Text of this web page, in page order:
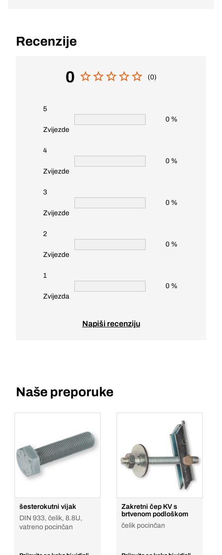
Recenzije
0 (0)
5
Zvijezde
0 %
4
Zvijezde
0 %
3
Zvijezde
0 %
2
Zvijezde
0 %
1
Zvijezda
0 %
Napiši recenziju
Naše preporuke
šesterokutni vijak
DIN 933, čelik, 8.8U,
vatreno pocinčan
Zakretni čep KV s
brtvenom podloškom
čelik pocinčan